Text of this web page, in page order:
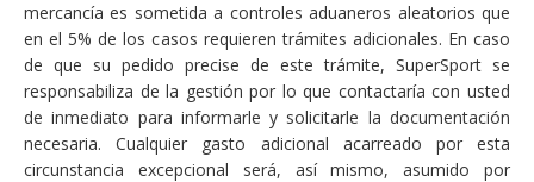
mercancía es sometida a controles aduaneros aleatorios que
en el 5% de los casos requieren trámites adicionales. En caso
de que su pedido precise de este trámite, SuperSport se
responsabiliza de la gestión por lo que contactaría con usted
de inmediato para informarle y solicitarle la documentación
necesaria. Cualquier gasto adicional acarreado por esta
circunstancia excepcional será, así mismo, asumido por